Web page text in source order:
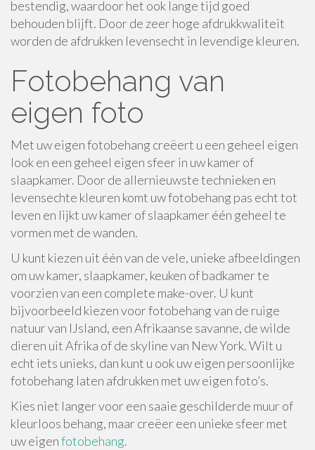
bestendig, waardoor het ook lange tijd goed
behouden blijft. Door de zeer hoge afdrukkwaliteit
worden de afdrukken levensecht in levendige kleuren.
Fotobehang van
eigen foto
Met uw eigen fotobehang creëert u een geheel eigen
look en een geheel eigen sfeer in uw kamer of
slaapkamer. Door de allernieuwste technieken en
levensechte kleuren komt uw fotobehang pas echt tot
leven en lijkt uw kamer of slaapkamer één geheel te
vormen met de wanden.
U kunt kiezen uit één van de vele, unieke afbeeldingen
om uw kamer, slaapkamer, keuken of badkamer te
voorzien van een complete make-over. U kunt
bijvoorbeeld kiezen voor fotobehang van de ruige
natuur van IJsland, een Afrikaanse savanne, de wilde
dieren uit Afrika of de skyline van New York. Wilt u
echt iets unieks, dan kunt u ook uw eigen persoonlijke
fotobehang laten afdrukken met uw eigen foto’s.
Kies niet langer voor een saaie geschilderde muur of
kleurloos behang, maar creëer een unieke sfeer met
uw eigenfotobehang.